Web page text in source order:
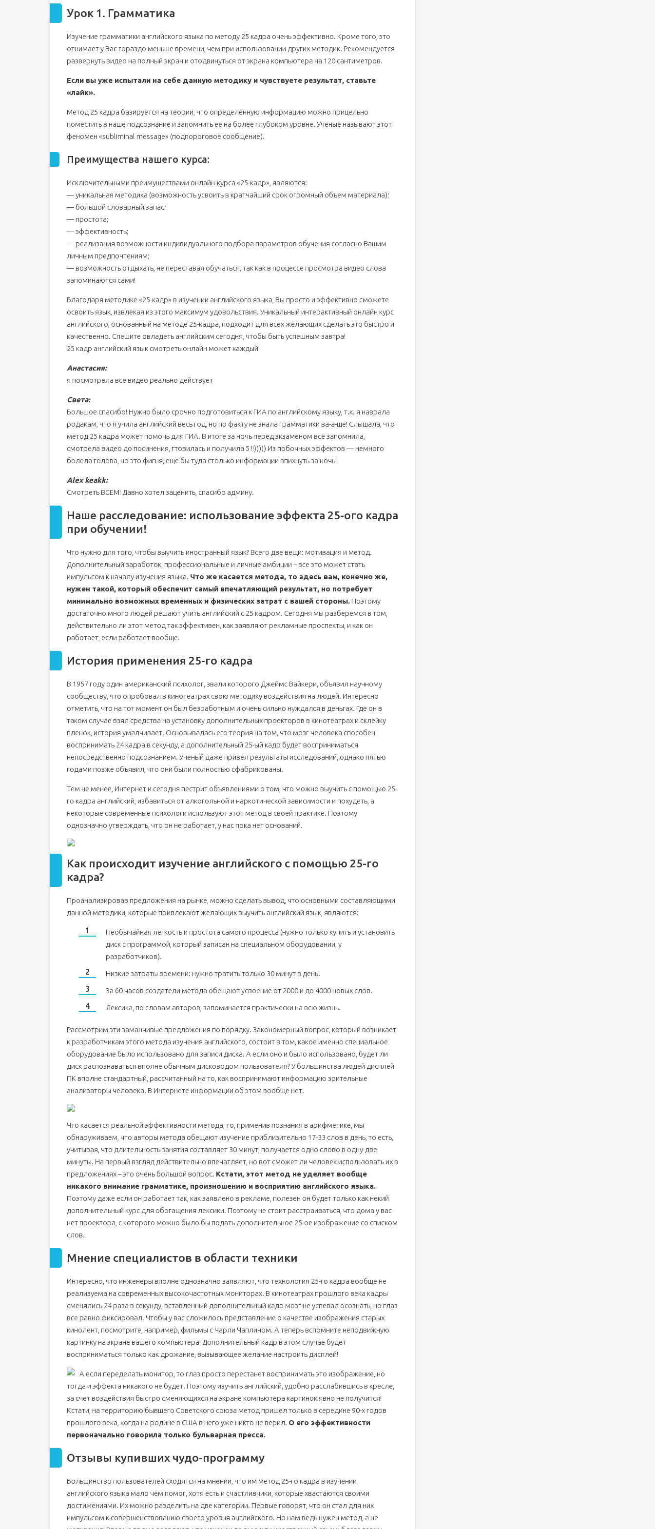
История применения 25-го кадра
Мнение специалистов в области техники
Отзывы купивших чудо-программу
Безопасность для здоровья пользователей
25 кадр Английский язык - методики изучения английского с помощью 25 кадра
скачать -download
Урок 1. Грамматика
Изучение грамматики английского языка по методу 25 кадра очень эффективно. Кроме того, это
отнимает у Вас гораздо меньше времени, чем при использовании других методик. Рекомендуется
развернуть видео на полный экран и отодвинуться от экрана компьютера на 120 сантиметров.
Если вы уже испытали на себе данную методику и чувствуете результат, ставьте
«лайк».
Метод 25 кадра базируется на теории, что определённую информацию можно прицельно
поместить в наше подсознание и запомнить её на более глубоком уровне. Учёные называют этот
феномен «subliminal message» (подпороговое сообщение).
Преимущества нашего курса:
Исключительными преимуществами онлайн-курса «25-кадр», являются:
— уникальная методика (возможность усвоить в кратчайший срок огромный объем материала);
— большой словарный запас;
— простота;
— эффективность;
— реализация возможности индивидуального подбора параметров обучения согласно Вашим
личным предпочтениям;
— возможность отдыхать, не переставая обучаться, так как в процессе просмотра видео слова
запоминаются сами!
Благодаря методике «25-кадр» в изучении английского языка, Вы просто и эффективно сможете
освоить язык, извлекая из этого максимум удовольствия. Уникальный интерактивный онлайн курс
английского, основанный на методе 25-кадра, подходит для всех желающих сделать это быстро и
качественно. Спешите овладеть английским сегодня, чтобы быть успешным завтра!
25 кадр английский язык смотреть онлайн может каждый!
Анастасия:
я посмотрела всё видео реально действует
Света:
Большое спасибо! Нужно было срочно подготовиться к ГИА по английскому языку, т.к. я наврала
родакам, что я учила английский весь год, но по факту не знала грамматики ва-а-ще! Слышала, что
метод 25 кадра может помочь для ГИА. В итоге за ночь перед экзаменом всё запомнила,
смотрела видео до посинения, гтовилась и получила 5 !!))))) Из побочных эффектов — немного
болела голова, но это фигня, еще бы туда столько информации впихнуть за ночь!
Alex keakk:
Смотреть ВСЕМ! Давно хотел заценить, спасибо админу.
Наше расследование: использование эффекта 25-ого кадра
при обучении!
Что нужно для того, чтобы выучить иностранный язык? Всего две вещи: мотивация и метод.
Дополнительный заработок, профессиональные и личные амбиции – все это может стать
импульсом к началу изучения языка. Что же касается метода, то здесь вам, конечно же,
нужен такой, который обеспечит самый впечатляющий результат, но потребует
минимально возможных временных и физических затрат с вашей стороны. Поэтому
достаточно много людей решают учить английский с 25 кадром. Сегодня мы разберемся в том,
действительно ли этот метод так эффективен, как заявляют рекламные проспекты, и как он
работает, если работает вообще.
История применения 25-го кадра
В 1957 году один американский психолог, звали которого Джеймс Вайкери, объявил научному
сообществу, что опробовал в кинотеатрах свою методику воздействия на людей. Интересно
отметить, что на тот момент он был безработным и очень сильно нуждался в деньгах. Где он в
таком случае взял средства на установку дополнительных проекторов в кинотеатрах и склейку
пленок, история умалчивает. Основывалась его теория на том, что мозг человека способен
воспринимать 24 кадра в секунду, а дополнительный 25-ый кадр будет восприниматься
непосредственно подсознанием. Ученый даже привел результаты исследований, однако пятью
годами позже объявил, что они были полностью сфабрикованы.
Тем не менее, Интернет и сегодня пестрит объявлениями о том, что можно выучить с помощью 25-
го кадра английский, избавиться от алкогольной и наркотической зависимости и похудеть, а
некоторые современные психологи используют этот метод в своей практике. Поэтому
однозначно утверждать, что он не работает, у нас пока нет оснований.
Как происходит изучение английского с помощью 25-го
кадра?
Проанализировав предложения на рынке, можно сделать вывод, что основными составляющими
данной методики, которые привлекают желающих выучить английский язык, являются:
Необычайная легкость и простота самого процесса (нужно только купить и установить
диск с программой, который записан на специальном оборудовании, у
разработчиков).
Низкие затраты времени: нужно тратить только 30 минут в день.
За 60 часов создатели метода обещают усвоение от 2000 и до 4000 новых слов.
Лексика, по словам авторов, запоминается практически на всю жизнь.
Рассмотрим эти заманчивые предложения по порядку. Закономерный вопрос, который возникает
к разработчикам этого метода изучения английского, состоит в том, какое именно специальное
оборудование было использовано для записи диска. А если оно и было использовано, будет ли
диск распознаваться вполне обычным дисководом пользователя? У большинства людей дисплей
ПК вполне стандартный, рассчитанный на то, как воспринимают информацию зрительные
анализаторы человека. В Интернете информации об этом вообще нет.
Что касается реальной эффективности метода, то, применив познания в арифметике, мы
обнаруживаем, что авторы метода обещают изучение приблизительно 17-33 слов в день, то есть,
учитывая, что длительность занятия составляет 30 минут, получается одно слово в одну-две
минуты. На первый взгляд действительно впечатляет, но вот сможет ли человек использовать их в
предложениях – это очень большой вопрос. Кстати, этот метод не уделяет вообще
никакого внимание грамматике, произношению и восприятию английского языка.
Поэтому даже если он работает так, как заявлено в рекламе, полезен он будет только как некий
дополнительный курс для обогащения лексики. Поэтому не стоит расстраиваться, что дома у вас
нет проектора, с которого можно было бы подать дополнительное 25-ое изображение со списком
слов.
Мнение специалистов в области техники
Интересно, что инженеры вполне однозначно заявляют, что технология 25-го кадра вообще не
реализуема на современных высокочастотных мониторах. В кинотеатрах прошлого века кадры
сменялись 24 раза в секунду, вставленный дополнительный кадр мозг не успевал осознать, но глаз
все равно фиксировал. Чтобы у вас сложилось представление о качестве изображения старых
кинолент, посмотрите, например, фильмы с Чарли Чаплином. А теперь вспомните неподвижную
картинку на экране вашего компьютера! Дополнительный кадр в этом случае будет
восприниматься только как дрожание, вызывающее желание настроить дисплей!
А если переделать монитор, то глаз просто перестанет воспринимать это изображение, но
тогда и эффекта никакого не будет. Поэтому изучить английский, удобно расслабившись в кресле,
за счет воздействия быстро сменяющихся на экране компьютера картинок явно не получится!
Кстати, на территорию бывшего Советского союза метод пришел только в середине 90-х годов
прошлого века, когда на родине в США в него уже никто не верил. О его эффективности
первоначально говорила только бульварная пресса.
Отзывы купивших чудо-программу
Большинство пользователей сходятся на мнении, что им метод 25-го кадра в изучении
английского языка мало чем помог, хотя есть и счастливчики, которые хвастаются своими
достижениями. Их можно разделить на две категории. Первые говорят, что он стал для них
импульсом к совершенствованию своего уровня английского. Но нам ведь нужен метод, а не